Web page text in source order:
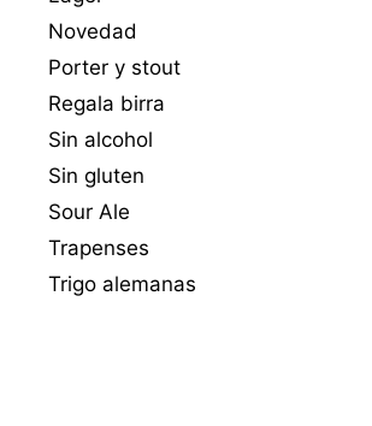
Novedad
Porter y stout
Regala birra
Sin alcohol
Sin gluten
Sour Ale
Trapenses
Trigo alemanas